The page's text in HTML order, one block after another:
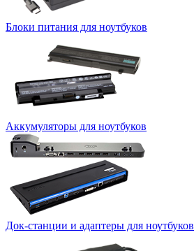
Блоки питания для ноутбуков
Аккумуляторы для ноутбуков
Док-станции и адаптеры для ноутбуков